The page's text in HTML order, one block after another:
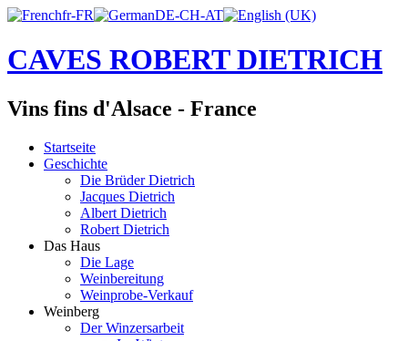
CAVES ROBERT DIETRICH
Vins fins d'Alsace - France
Startseite
Geschichte
Die Brüder Dietrich
Jacques Dietrich
Albert Dietrich
Robert Dietrich
Das Haus
Die Lage
Weinbereitung
Weinprobe-Verkauf
Weinberg
Der Winzersarbeit